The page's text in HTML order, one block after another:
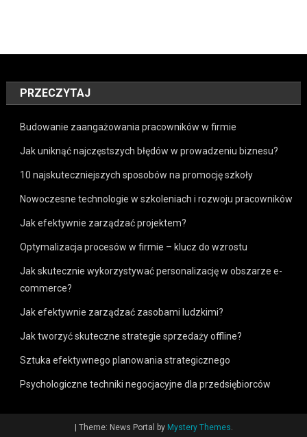
PRZECZYTAJ
Budowanie zaangażowania pracowników w firmie
Jak uniknąć najczęstszych błędów w prowadzeniu biznesu?
10 najskuteczniejszych sposobów na promocję szkoły
Nowoczesne technologie w szkoleniach i rozwoju pracowników
Jak efektywnie zarządzać projektem?
Optymalizacja procesów w firmie – klucz do wzrostu
Jak skutecznie wykorzystywać personalizację w obszarze e-
commerce?
Jak efektywnie zarządzać zasobami ludzkimi?
Jak tworzyć skuteczne strategie sprzedaży offline?
Sztuka efektywnego planowania strategicznego
Psychologiczne techniki negocjacyjne dla przedsiębiorców
Theme: News Portal by Mystery Themes.